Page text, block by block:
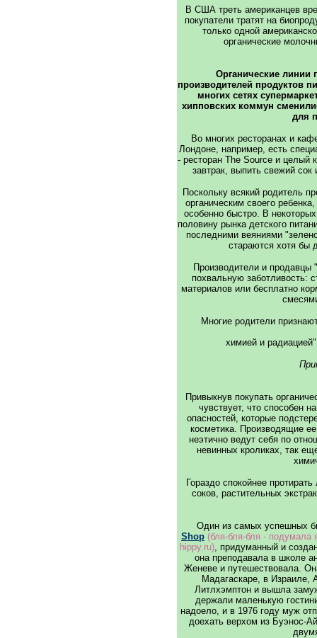
В США треть американцев
покупатели тратят на
только одной
органические
Органические линии
производителей продуктов
многих сетях
хипповских коммун
для
Во многих ресторанах и
Лондоне, например, есть
- ресторан The Source и целый
завтрак, выпить свежий
Поскольку всякий родитель
органическим своего
особенно быстро. В
половину рынка детского
последними веяниями
стараются хотя бы
Производители и продавцы
похвальную заботливость:
материалов или бесплатно
Многие родители
химией и
Привыкнув покупать
чувствует, что способен
опасностей, которые
косметика. Производящие
неэтично ведут себя по
невинных кроликах, так
Гораздо спокойнее
соков, растительных
Один из самых успешных
Shop (бля-бля-бля - подумала
hippy.ru), придуманный и
она преподавала в школе
Женеве и путешествовала.
Мадагаскаре, в Израиле,
Литлхэмптон и вышла
держали маленькую
надоело, и в 1976 году муж
доехать верхом из Буэнос-